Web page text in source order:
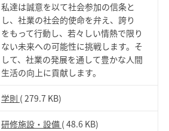
私達は誠意を以て社会参加の信条と
し、社業の社会的使命を弁え、誇り
をもって行動し、若々しい情熱で限り
ない未来への可能性に挑戦します。そ
して、社業の発展を通して豊かな人間
生活の向上に貢献します。
学則 ( 279.7 KB)
研修施設・設備 ( 48.6 KB)